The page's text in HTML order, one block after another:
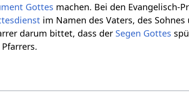
Gottes machen. Bei den Evangelisch-
im Namen des Vaters, des
darum bittet, dass der Segen Gottes